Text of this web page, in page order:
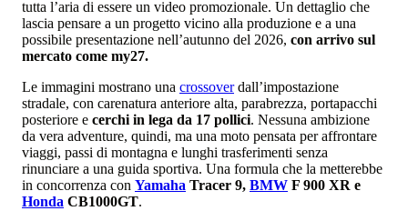
tutta l’aria di essere un video promozionale. Un dettaglio che
lascia pensare a un progetto vicino alla produzione e a una
possibile presentazione nell’autunno del 2026, con arrivo sul
mercato come my27.
Le immagini mostrano una crossoverdall’impostazione
stradale, con carenatura anteriore alta, parabrezza, portapacchi
posteriore e cerchi in lega da 17 pollici. Nessuna ambizione
da vera adventure, quindi, ma una moto pensata per affrontare
viaggi, passi di montagna e lunghi trasferimenti senza
rinunciare a una guida sportiva. Una formula che la metterebbe
in concorrenza con Yamaha Tracer 9, BMW F 900 XR e
Honda CB1000GT.